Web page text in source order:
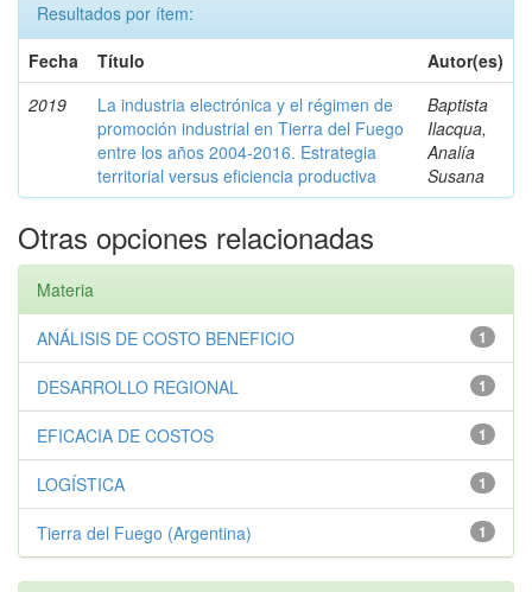
Resultados por ítem:
Fecha
Título
Autor(es)
2019
La industria electrónica y el régimen de
promoción industrial en Tierra del Fuego
entre los años 2004-2016. Estrategia
territorial versus eficiencia productiva
Baptista
Ilacqua,
Analía
Susana
Otras opciones relacionadas
Materia
1
ANÁLISIS DE COSTO BENEFICIO
1
DESARROLLO REGIONAL
1
EFICACIA DE COSTOS
1
LOGÍSTICA
1
Tierra del Fuego (Argentina)